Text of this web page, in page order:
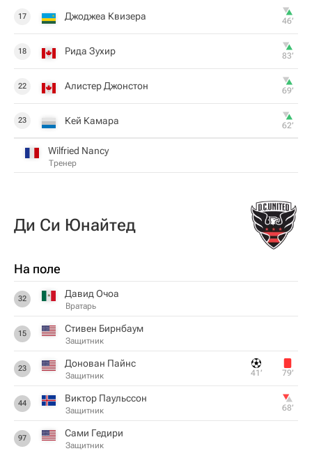
17 Джоджеа Квизера 46‎’‎
18 Рида Зухир 83‎’‎
22 Алистер Джонстон 69‎’‎
23 Кей Камара 62‎’‎
Wilfried Nancy
Тренер
Ди Си Юнайтед
На поле
32 Давид Очоа
Вратарь
15 Стивен Бирнбаум
Защитник
23 Донован Пайнс
Защитник 41‎’‎ 79‎’‎
44 Виктор Паульссон
Защитник 68‎’‎
97 Сами Гедири
Защитник